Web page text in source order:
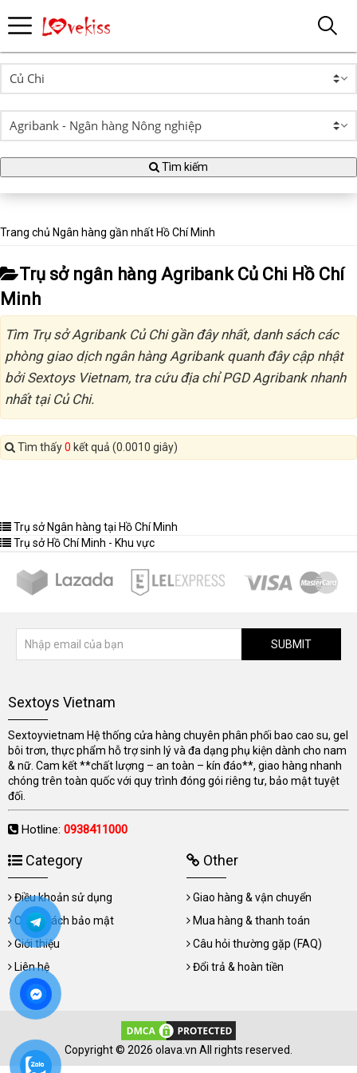
Tìm kiếm
Trang chủ Ngân hàng gần nhất Hồ Chí Minh
Trụ sở ngân hàng Agribank Củ Chi Hồ Chí
Minh
Tìm Trụ sở Agribank Củ Chi gần đây nhất, danh sách các
phòng giao dịch ngân hàng Agribank quanh đây cập nhật
bởi Sextoys Vietnam, tra cứu địa chỉ PGD Agribank nhanh
nhất tại Củ Chi.
Tìm thấy0 kết quả (0.0010 giây)
Trụ sở Ngân hàng tại Hồ Chí Minh
Trụ sở Hồ Chí Minh - Khu vực
SUBMIT
Sextoys Vietnam
Sextoyvietnam Hệ thống cửa hàng chuyên phân phối bao cao su, gel
bôi trơn, thực phẩm hỗ trợ sinh lý và đa dạng phụ kiện dành cho nam
& nữ. Cam kết **chất lượng – an toàn – kín đáo**, giao hàng nhanh
chóng trên toàn quốc với quy trình đóng gói riêng tư, bảo mật tuyệt
đối.
Hotline: 0938411000
Category
Điều khoản sử dụng
Chính sách bảo mật
Giới thiệu
Liên hệ
Other
Giao hàng & vận chuyển
Mua hàng & thanh toán
Câu hỏi thường gặp (FAQ)
Đổi trả & hoàn tiền
Copyright © 2026 olava.vn All rights reserved.